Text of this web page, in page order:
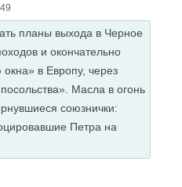
планы выхода в Черное
и окончательно
в Европу, через
Масла в огонь
союзнички:
Петра на